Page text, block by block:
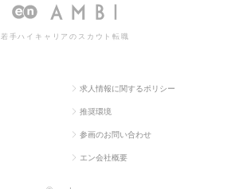
の転職 神と時の部屋"～の求人情報
若手ハイキャリアのスカウト転職
求人情報に関するポリシー
推奨環境
参画のお問い合わせ
エン会社概要